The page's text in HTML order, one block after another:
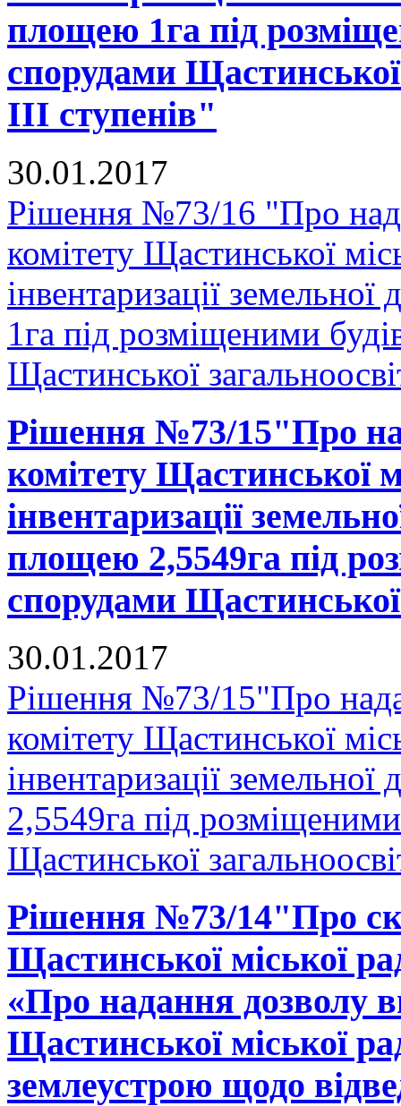
площею 1га під
спорудами
ІІІ ступенів"
30.01.2017
Рішення №73/16 "Про
комітету Щастинської
інвентаризації
1га під розміщеними
Щастинської
Рішення №73/15"Про
комітету Щастинської
інвентаризації
площею 2,5549га під
спорудами
30.01.2017
Рішення №73/15"Про
комітету Щастинської
інвентаризації
2,5549га під
Щастинської
Рішення №73/14"Про
Щастинської міської
«Про надання дозволу
Щастинської міської
землеустрою щодо